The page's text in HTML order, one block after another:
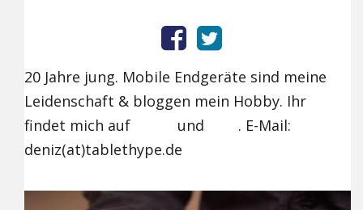
20 Jahre jung. Mobile Endgeräte sind meine
Leidenschaft & bloggen mein Hobby. Ihr
findet mich auf
und
. E-Mail:
deniz(at)tablethype.de